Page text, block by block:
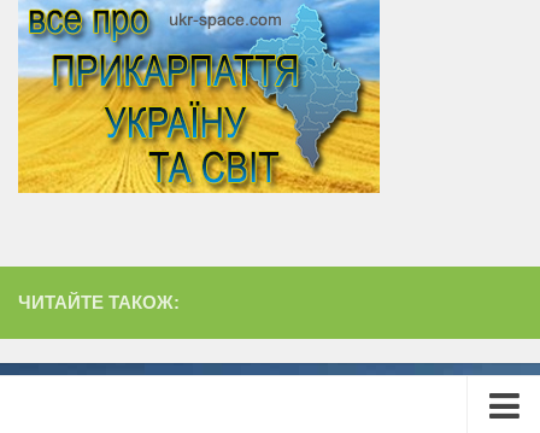
ЧИТАЙТЕ ТАКОЖ: